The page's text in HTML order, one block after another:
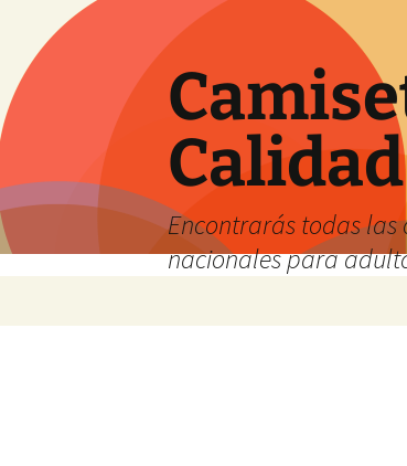
Encontrarás todas las
nacionales para